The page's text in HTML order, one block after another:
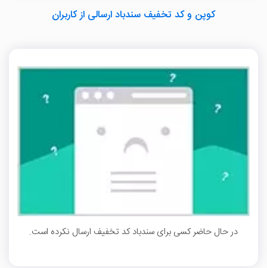
کوپن و کد تخفیف سندباد ارسالی از کاربران
در حال حاضر کسی برای سندباد کد تخفیف ارسال نکرده است.